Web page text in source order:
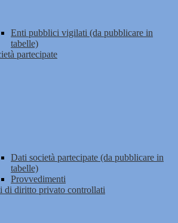
Enti pubblici vigilati (da pubblicare in
tabelle)
partecipate
Dati società partecipate (da pubblicare in
tabelle)
Provvedimenti
di diritto privato controllati